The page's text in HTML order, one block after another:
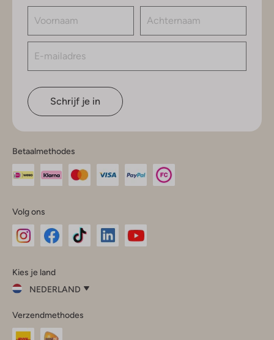
Schrijf je in
Betaalmethodes
Volg ons
InstagramFacebook
Kies je land
NEDERLAND
je
land
Verzendmethodes